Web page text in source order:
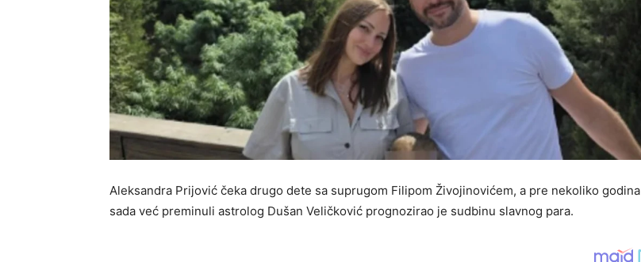
Aleksandra Prijović čeka drugo dete sa suprugom Filipom Živojinovićem, a pre nekoliko godina
sada već preminuli astrolog Dušan Veličković prognozirao je sudbinu slavnog para.